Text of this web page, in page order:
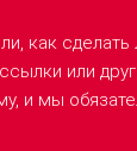
как сделать
или
и мы